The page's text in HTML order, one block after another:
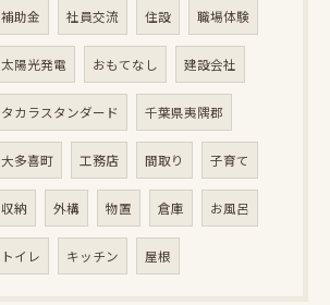
補助金 社員交流 住設 職場体験
太陽光発電 おもてなし 建設会社
タカラスタンダード 千葉県夷隅郡
大多喜町 工務店 間取り 子育て
収納 外構 物置 倉庫 お風呂
トイレ キッチン 屋根